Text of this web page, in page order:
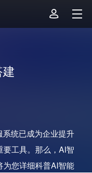
统已成为企业提升
工具。那么，AI智
您详细科普AI智能